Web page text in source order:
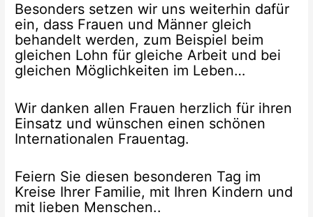
Besonders setzen wir uns weiterhin dafür
ein, dass Frauen und Männer gleich
behandelt werden, zum Beispiel beim
gleichen Lohn für gleiche Arbeit und bei
gleichen Möglichkeiten im Leben…
Wir danken allen Frauen herzlich für ihren
Einsatz und wünschen einen schönen
Internationalen Frauentag.
Feiern Sie diesen besonderen Tag im
Kreise Ihrer Familie, mit Ihren Kindern und
mit lieben Menschen..